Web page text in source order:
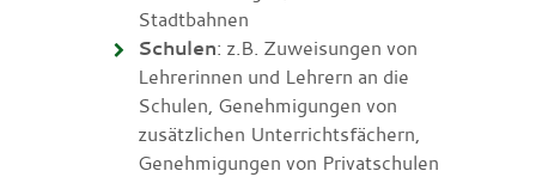
Stadtbahnen
Schulen: z.B. Zuweisungen von
Lehrerinnen und Lehrern an die
Schulen, Genehmigungen von
zusätzlichen Unterrichtsfächern,
Genehmigungen von Privatschulen